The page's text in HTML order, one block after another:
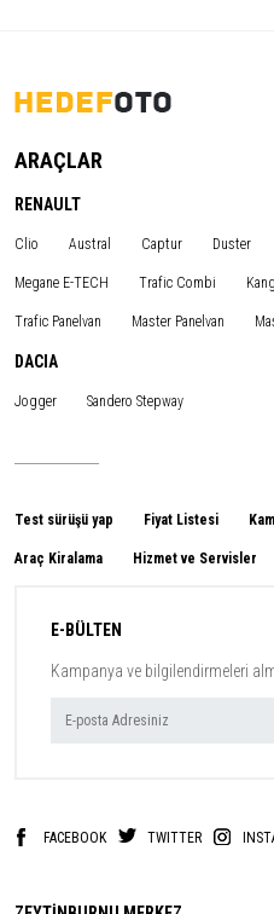
ARAÇLAR
RENAULT
Clio Austral Captur Duster
Megane E-TECH Trafic Combi
Trafic Panelvan Master Panelvan
DACIA
Jogger Sandero Stepway
Test sürüşü yap Fiyat Listesi
Araç Kiralama Hizmet ve Servisler
E-BÜLTEN
Kampanya ve bilgilendirmeleri
FACEBOOK TWITTER